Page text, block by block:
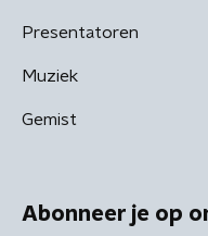
Presentatoren
Muziek
Gemist
Abonneer je op